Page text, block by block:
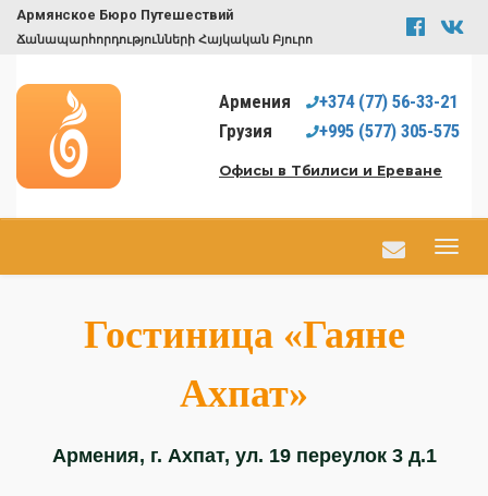
Армянское Бюро Путешествий
Ճանապարհորդությունների Հայկական Բյուրո
Армения +374 (77) 56-33-21
Грузия
+995 (577) 305-575
Офисы в Тбилиси и Ереване
Гостиница «Гаяне
Ахпат»
Армения, г. Ахпат, ул. 19 переулок 3 д.1